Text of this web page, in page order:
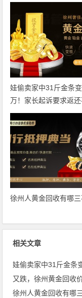
娃偷卖家中31斤金条
万！家长起诉要求返
利！
徐州人黄金回收有哪三
相关文章
娃偷卖家中31斤金条
又跌，徐州黄金回收
徐州人黄金回收有哪